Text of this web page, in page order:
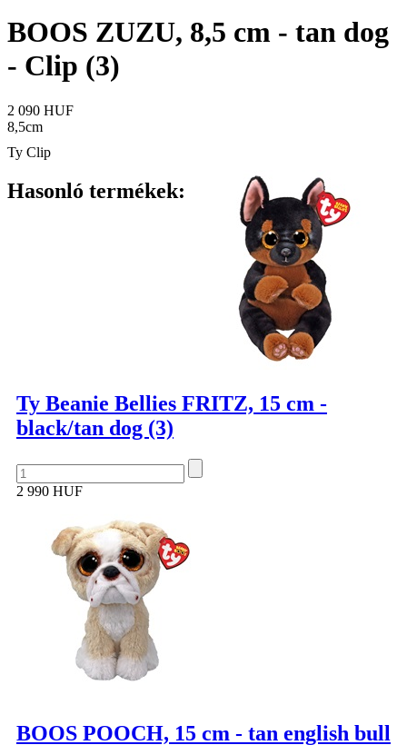
BOOS ZUZU, 8,5 cm - tan dog
- Clip (3)
2 090 HUF
8,5cm
Ty Clip
Hasonló termékek:
Ty Beanie Bellies FRITZ, 15 cm -
black/tan dog (3)
2 990 HUF
BOOS POOCH, 15 cm - tan english bull